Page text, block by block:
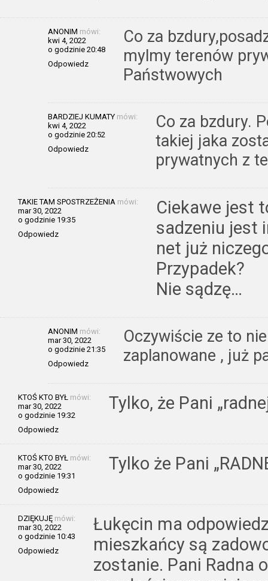
ANONIM mówi:
kwi 4, 2022
o godzinie 20:48
Odpowiedz
Co za
mylmy terenów
Państwowych
BARDZIEJ KUMATY mówi:
kwi 4, 2022
o godzinie 20:52
Odpowiedz
Co za bzdury.
takiej jaka
prywatnych z
TAKIE TAM SPOSTRZEŻENIA mówi:
mar 30, 2022
o godzinie 19:35
Odpowiedz
Ciekawe jest
sadzeniu jest
net już
Przypadek?
Nie sądzę…
ANONIM mówi:
mar 30, 2022
o godzinie 21:35
Odpowiedz
Oczywiście ze to
zaplanowane , już
KTOŚ KTO BYŁ mówi:
mar 30, 2022
o godzinie 19:32
Odpowiedz
Tylko, że Pani
KTOŚ KTO BYŁ mówi:
mar 30, 2022
o godzinie 19:31
Odpowiedz
Tylko że Pani
DZIĘKUJĘ mówi:
mar 30, 2022
o godzinie 10:43
Odpowiedz
Łukęcin ma
mieszkańcy są
zostanie. Pani Radna